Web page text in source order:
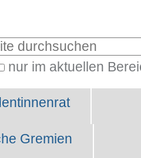
nur im aktuellen
Gremien